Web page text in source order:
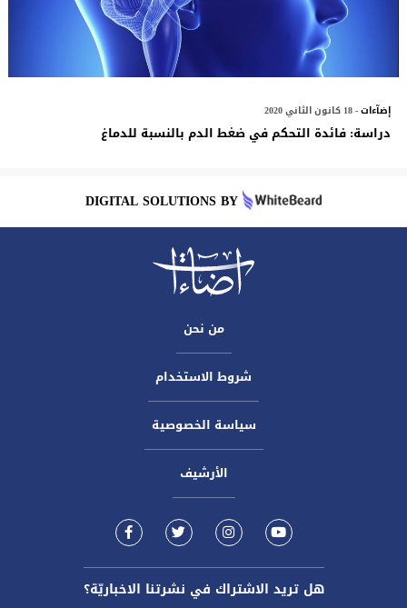
إضآءات- 18 كانون الثاني 2020
دراسة: فائدة التحكم في ضغط الدم بالنسبة للدماغ
DIGITAL SOLUTIONS BY
من نحن
شروط الاستخدام
سياسة الخصوصية
الأرشيف
هل تريد الاشتراك في نشرتنا الاخباريّة؟